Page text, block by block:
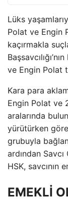
Lüks
Polat ve Engin
kaçırmakla
ve Engin Polat
Kara para
Engin Polat ve
aralarında
yürütürken
grubuyla
ardından
HSK, savcının
EMEKLİ